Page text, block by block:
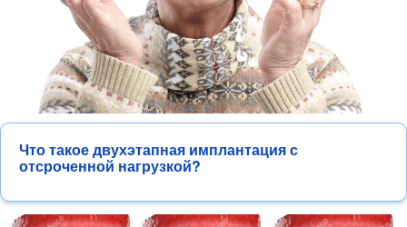
Что такое двухэтапная имплантация с
отсроченной нагрузкой?